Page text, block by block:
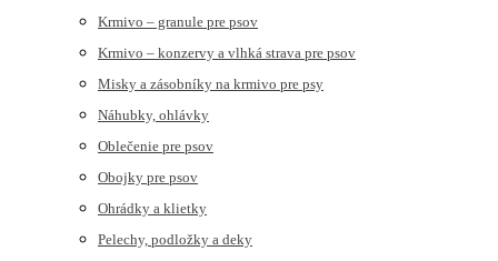
Krmivo – granule pre psov
Krmivo – konzervy a vlhká strava pre psov
Misky a zásobníky na krmivo pre psy
Náhubky, ohlávky
Oblečenie pre psov
Obojky pre psov
Ohrádky a klietky
Pelechy, podložky a deky